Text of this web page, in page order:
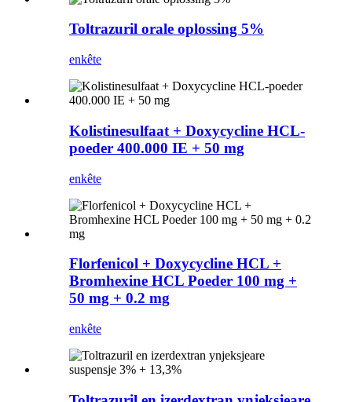
Toltrazuril orale oplossing 5%
enkête
Kolistinesulfaat + Doxycycline HCL-
poeder 400.000 IE + 50 mg
enkête
Florfenicol + Doxycycline HCL +
Bromhexine HCL Poeder 100 mg +
50 mg + 0.2 mg
enkête